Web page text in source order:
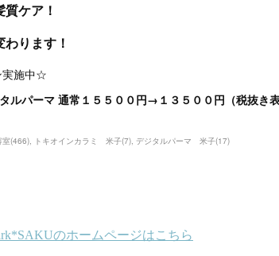
ケア！
ります！
実施中☆
ルパーマ 通常１５５００円→１３５００円（税抜き表
(466) トキオインカラミ 米子(7) デジタルパーマ 米子(17)